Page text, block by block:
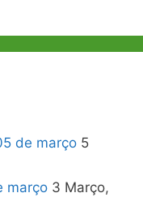
de março 5
março 3 Março,